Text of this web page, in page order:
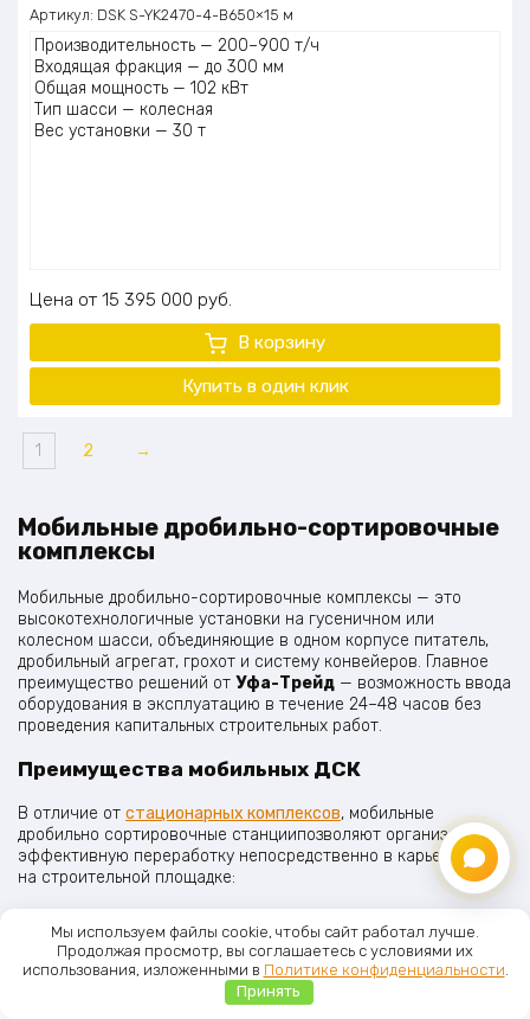
Артикул: DSK S-YK2470-4-B650×15 м
Производительность — 200–900 т/ч
Входящая фракция — до 300 мм
Общая мощность — 102 кВт
Тип шасси — колесная
Вес установки — 30 т
Цена 15 395 000 руб.
В корзину
Купить в один клик
1 2 →
Мобильные дробильно-сортировочные
комплексы
Мобильные дробильно-сортировочные комплексы — это
высокотехнологичные установки на гусеничном или
колесном шасси, объединяющие в одном корпусе питатель,
дробильный агрегат, грохот и систему конвейеров. Главное
преимущество решений от Уфа-Трейд — возможность ввода
оборудования в эксплуатацию в течение 24–48 часов без
проведения капитальных строительных работ.
Преимущества мобильных ДСК
В отличие от стационарных комплексов, мобильные
дробильно сортировочные станциипозволяют организовать
эффективную переработку непосредственно в карьере или
на строительной площадке:
специального бетонного основания, что существенно
сокращает затраты и сроки запуска производства.
Маневренность и автономность:Оборудование
легко перемещается вслед за фронтом работ и может
Мы используем файлы cookie, чтобы сайт работал лучше.
Продолжая просмотр, вы соглашаетесь с условиями их
использования, изложенными в Политике конфиденциальности
Принять